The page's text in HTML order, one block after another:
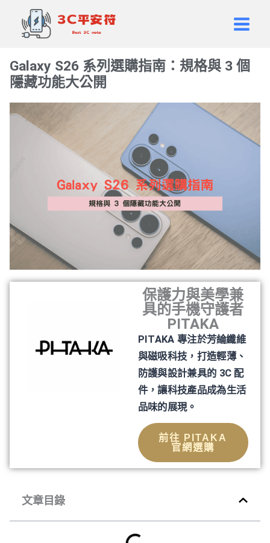
Main
Galaxy S26 系列選購指南：規格與 3 個
隱藏功能大公開
保護力與美學兼
具的手機守護者
PITAKA
PITAKA 專注於芳綸纖維
與磁吸科技，打造輕薄、
防護與設計兼具的 3C 配
件，讓科技產品成為生活
品味的展現。
前往 PITAKA
官網選購
文章目錄